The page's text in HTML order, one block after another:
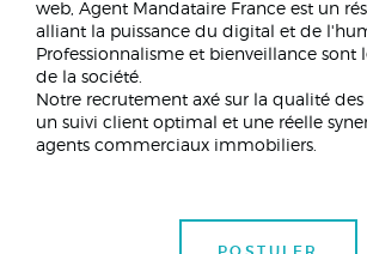
web, Agent Mandataire France est un
alliant la puissance du digital et de
Professionnalisme et bienveillance sont
de la société.
Notre recrutement axé sur la qualité
un suivi client optimal et une réelle
agents commerciaux immobiliers.